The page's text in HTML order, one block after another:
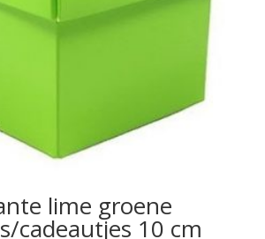
lime groene
cadeautjes 10 cm